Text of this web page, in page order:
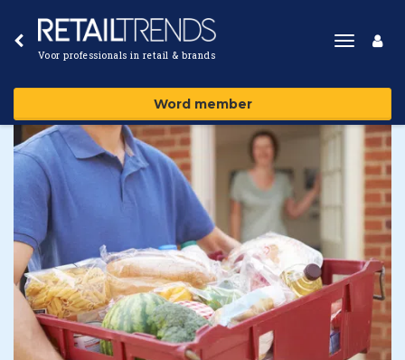
Voor professionals in retail & brands
Toggle
Word member